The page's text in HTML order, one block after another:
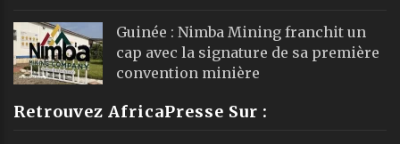
Guinée : Nimba Mining franchit un
cap avec la signature de sa première
convention minière
Retrouvez AfricaPresse Sur :